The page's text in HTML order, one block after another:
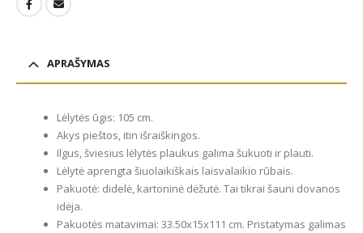
APRAŠYMAS
Lėlytės ūgis: 105 cm.
Akys pieštos, itin išraiškingos.
Ilgus, šviesius lėlytės plaukus galima šukuoti ir plauti.
Lėlytė aprengta šiuolaikiškais laisvalaikio rūbais.
Pakuotė: didelė, kartoninė dėžutė. Tai tikrai šauni dovanos
idėja.
Pakuotės matavimai: 33.50x15x111 cm. Pristatymas galimas